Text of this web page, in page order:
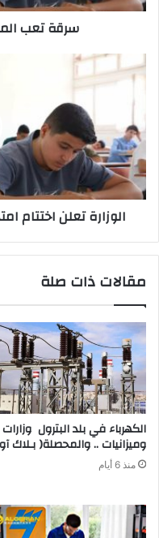
ر
سرقة تعب
الوزارة تعلن اختتام
مقالات ذات صلة
‬وميزانيات‭ .. ‬والمحصلة‭ )‬بـلاك‭ ‬آوت)
منذ 6 أيام